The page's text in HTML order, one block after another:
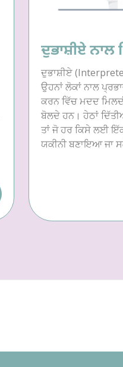
ਦੁਭਾਸ਼ੀਏ ਨਾਲ
ਦੁਭਾਸ਼ੀਏ
ਉਹਨਾਂ ਲੋਕਾਂ ਨਾਲ
ਕਰਨ ਵਿੱਚ ਮਦਦ
ਬੋਲਦੇ ਹਨ। ਹੇਠਾਂ
ਤਾਂ ਜੋ ਹਰ ਕਿਸੇ ਲਈ
ਯਕੀਨੀ ਬਣਾਇਆ ਜਾ